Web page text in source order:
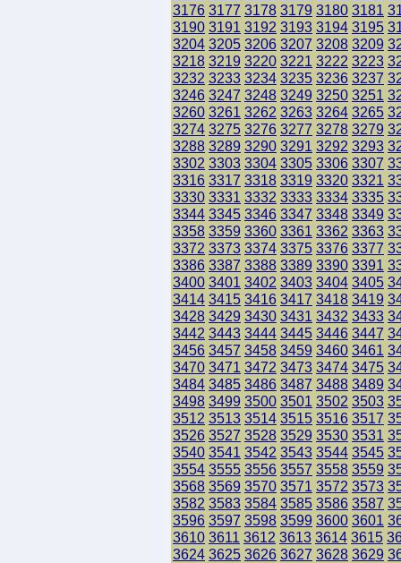
3176 3177 3178 3179 3180 3181
3190 3191 3192 3193 3194 3195
3204 3205 3206 3207 3208 3209
3218 3219 3220 3221 3222 3223
3232 3233 3234 3235 3236 3237
3246 3247 3248 3249 3250 3251
3260 3261 3262 3263 3264 3265
3274 3275 3276 3277 3278 3279
3288 3289 3290 3291 3292 3293
3302 3303 3304 3305 3306 3307
3316 3317 3318 3319 3320 3321
3330 3331 3332 3333 3334 3335
3344 3345 3346 3347 3348 3349
3358 3359 3360 3361 3362 3363
3372 3373 3374 3375 3376 3377
3386 3387 3388 3389 3390 3391
3400 3401 3402 3403 3404 3405
3414 3415 3416 3417 3418 3419
3428 3429 3430 3431 3432 3433
3442 3443 3444 3445 3446 3447
3456 3457 3458 3459 3460 3461
3470 3471 3472 3473 3474 3475
3484 3485 3486 3487 3488 3489
3498 3499 3500 3501 3502 3503
3512 3513 3514 3515 3516 3517
3526 3527 3528 3529 3530 3531
3540 3541 3542 3543 3544 3545
3554 3555 3556 3557 3558 3559
3568 3569 3570 3571 3572 3573
3582 3583 3584 3585 3586 3587
3596 3597 3598 3599 3600 3601
3610 3611 3612 3613 3614 3615
3624 3625 3626 3627 3628 3629